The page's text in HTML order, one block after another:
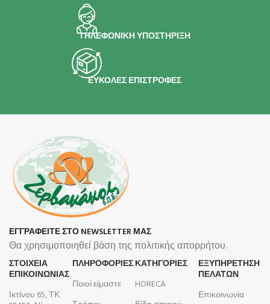
ΤΗΛΕΦΩΝΙΚΗ ΥΠΟΣΤΗΡΙΞΗ
ΕΥΚΟΛΕΣ ΕΠΙΣΤΡΟΦΕΣ
ΕΓΓΡΑΦΕΙΤΕ ΣΤΟ NEWSLETTER ΜΑΣ
Θα χρησιμοποιηθεί βάση της πολιτικής απορρήτου.
ΣΤΟΙΧΕΙΑ
ΕΠΙΚΟΙΝΩΝΙΑΣ
Ικτίνου 65, ΤΚ
ΠΛΗΡΟΦΟΡΊΕΣ
Ποιοί είμαστε
ΚΑΤΗΓΟΡΙΕΣ
HORECA
ΕΞΥΠΗΡΕΤΗΣΗ
ΠΕΛΑΤΩΝ
Επικοινωνία